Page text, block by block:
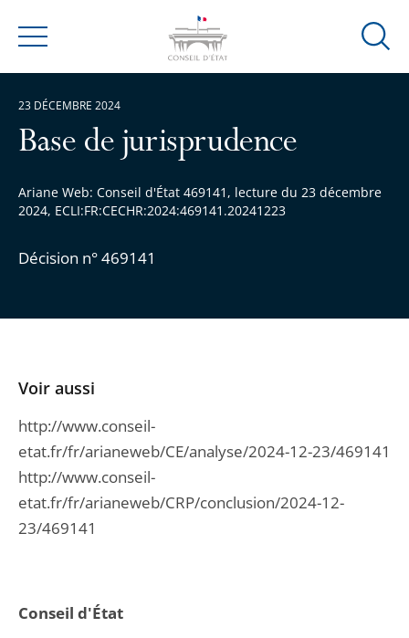
Menu
Ouvrir
Base de jurisprudence
Ariane Web: Conseil d'État 469141, lecture du 23 décembre
2024, ECLI:FR:CECHR:2024:469141.20241223
Décision n° 469141
23 DÉCEMBRE 2024
Conseil d'État
Voir aussi
http://www.conseil-
etat.fr/fr/arianeweb/CE/analyse/2024-12-23/469141
http://www.conseil-
etat.fr/fr/arianeweb/CRP/conclusion/2024-12-
23/469141